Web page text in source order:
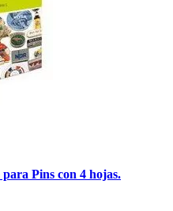
Pins con 4 hojas.